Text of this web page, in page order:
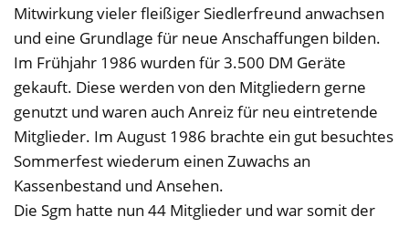
Mitwirkung vieler fleißiger Siedlerfreund anwachsen
und eine Grundlage für neue Anschaffungen bilden.
Im Frühjahr 1986 wurden für 3.500 DM Geräte
gekauft. Diese werden von den Mitgliedern gerne
genutzt und waren auch Anreiz für neu eintretende
Mitglieder. Im August 1986 brachte ein gut besuchtes
Sommerfest wiederum einen Zuwachs an
Kassenbestand und Ansehen.
Die Sgm hatte nun 44 Mitglieder und war somit der